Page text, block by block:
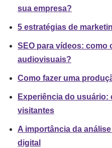
sua empresa?
5 estratégias de
SEO para vídeos: como
audiovisuais?
Como fazer uma
Experiência do usuário:
visitantes
A importância da
digital